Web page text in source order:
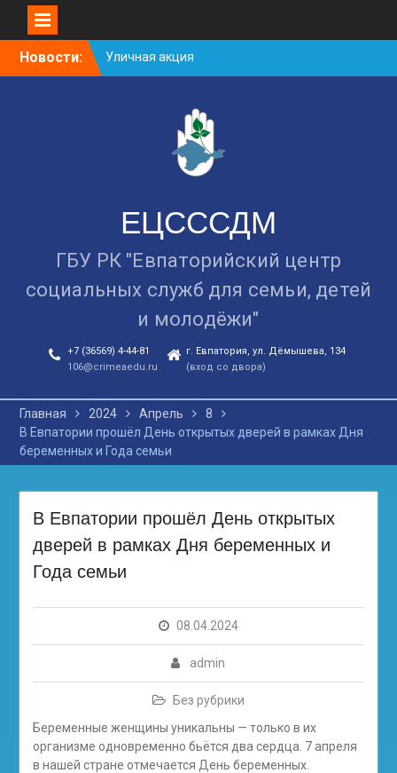
SkipНовости:
Уличная акция
«Здоровью — ДА!
Занятие в рамках школы
молодожёнов прошло в
Cоциологический опрос
ЕЦСССДМ
ГБУ РК "Евпаторийский центр
социальных служб для семьи, детей
и молодёжи"
+7 (36569) 4-44-81
106@crimeaedu.ru
г. Евпатория, ул. Дёмышева, 134
(вход со двора)
Главная 2024 Апрель
8
В Евпатории прошёл День открытых дверей в рамках Дня
беременных и Года семьи
В Евпатории прошёл День открытых
дверей в рамках Дня беременных и
Года семьи
08.04.2024
admin
Без рубрики
Беременные женщины уникальны — только в их
организме одновременно бьётся два сердца. 7 апреля
в нашей стране отмечается День беременных.